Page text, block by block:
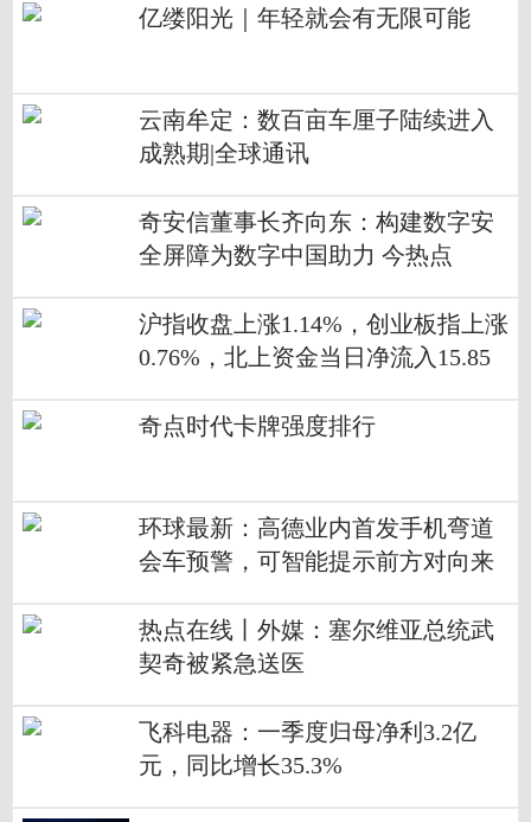
亿缕阳光｜年轻就会有无限可能
云南牟定：数百亩车厘子陆续进入
成熟期|全球通讯
奇安信董事长齐向东：构建数字安
全屏障为数字中国助力 今热点
沪指收盘上涨1.14%，创业板指上涨
0.76%，北上资金当日净流入15.85
奇点时代卡牌强度排行
环球最新：高德业内首发手机弯道
会车预警，可智能提示前方对向来
热点在线丨外媒：塞尔维亚总统武
契奇被紧急送医
飞科电器：一季度归母净利3.2亿
元，同比增长35.3%